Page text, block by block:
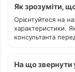
Як зрозуміти,
Орієнтуйтеся на
характеристики.
консультанта
На що звернути